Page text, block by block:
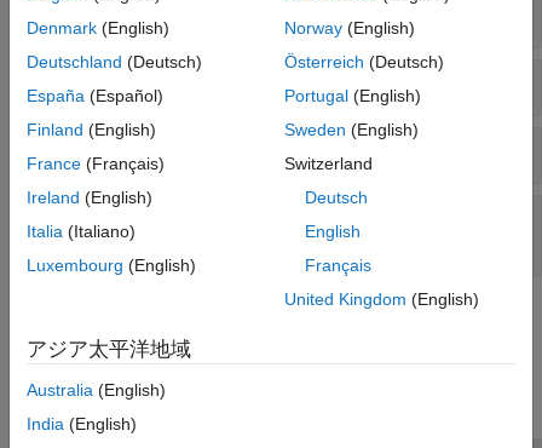
ポーネント展開
Denmark (English)
Deutschland (Deutsch)
España (Español)
Finland (English)
France (Français)
Ireland (English)
Italia (Italiano)
Luxembourg (English)
Norway(English)
Österreich (Deutsch)
Portugal(English)
Sweden (English)
Switzerland
Deutsch
English
Français
United Kingdom (English)
アジア太平洋地域
Australia (English)
India (English)